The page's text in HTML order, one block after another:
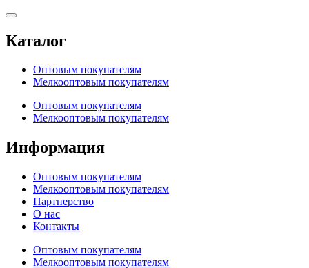
Каталог
Оптовым покупателям
Мелкооптовым покупателям
Оптовым покупателям
Мелкооптовым покупателям
Информация
Оптовым покупателям
Мелкооптовым покупателям
Партнерство
О нас
Контакты
Оптовым покупателям
Мелкооптовым покупателям